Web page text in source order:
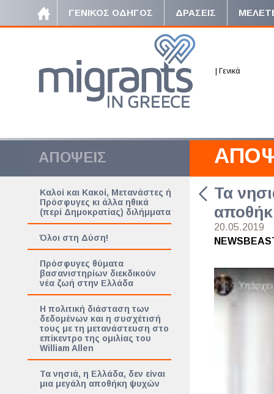
ΓΕΝΙΚΟΣ ΟΔΗΓΟΣ ΔΡΑΣΕΙΣ
Γενικά
ΑΠΟΨΕΙΣ
Καλοί και Κακοί, Μετανάστες ή
Πρόσφυγες κι άλλα ηθικά
(περί Δημοκρατίας) διλήμματα
Όλοι στη Δύση!
Πρόσφυγες θύματα
βασανιστηρίων διεκδικούν
νέα ζωή στην Ελλάδα
Η πολιτική διάσταση των
δεδομένων και η συσχέτισή
τους με τη μετανάστευση στο
επίκεντρο της ομιλίας του
William Allen
Τα νησιά, η Ελλάδα, δεν είναι
μια μεγάλη αποθήκη ψυχών
Τα
20.05.2019